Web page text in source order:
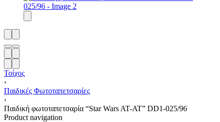
Τοίχος
›
Παιδικές Φωτοταπετσαρίες
›
Παιδική φωτοταπετσαρία “Star Wars AT-AT” DD1-025/96
Product navigation